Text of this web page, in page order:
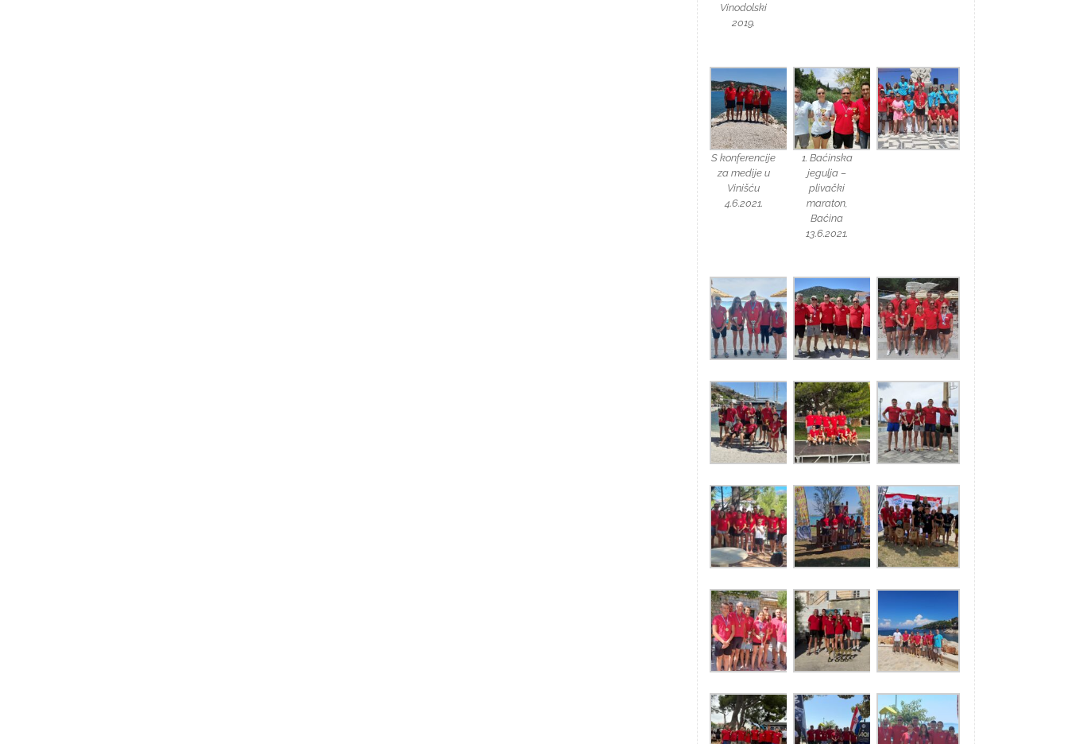
Vinodolski
2019.
S konferencije
za medije u
Vinišću
4.6.2021.
1. Baćinska
jegulja –
plivački
maraton,
Baćina
13.6.2021.